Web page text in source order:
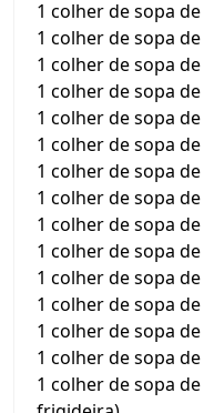
1 colher de sopa
1 colher de sopa
1 colher de sopa
1 colher de sopa
1 colher de sopa
1 colher de sopa
1 colher de sopa
1 colher de sopa
1 colher de sopa
1 colher de sopa
1 colher de sopa
1 colher de sopa
1 colher de sopa
1 colher de sopa
1 colher de sopa